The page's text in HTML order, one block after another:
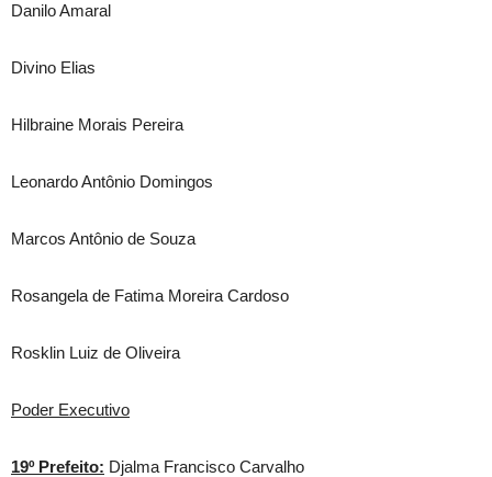
Danilo Amaral
Divino Elias
Hilbraine Morais Pereira
Leonardo Antônio Domingos
Marcos Antônio de Souza
Rosangela de Fatima Moreira Cardoso
Rosklin Luiz de Oliveira
Poder Executivo
19º Prefeito: Djalma Francisco Carvalho